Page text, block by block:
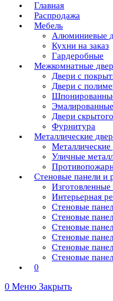
Главная
Распродажа
Мебель
Алюминиевые
Кухни на заказ
Гардеробные
Межкомнатные
Двери с
Двери с
Двери
Фурнитура
Металлические
Уличные
Стеновые панели и
Интерьерная
Стеновые
Стеновые
Стеновые
Стеновые
Стеновые
Стеновые
0
0 Меню Закрыть